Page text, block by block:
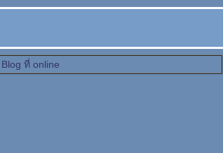
ที่ online